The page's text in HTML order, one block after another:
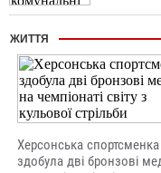
ЖИТТЯ
Херсонська спортсменка
здобула дві бронзові